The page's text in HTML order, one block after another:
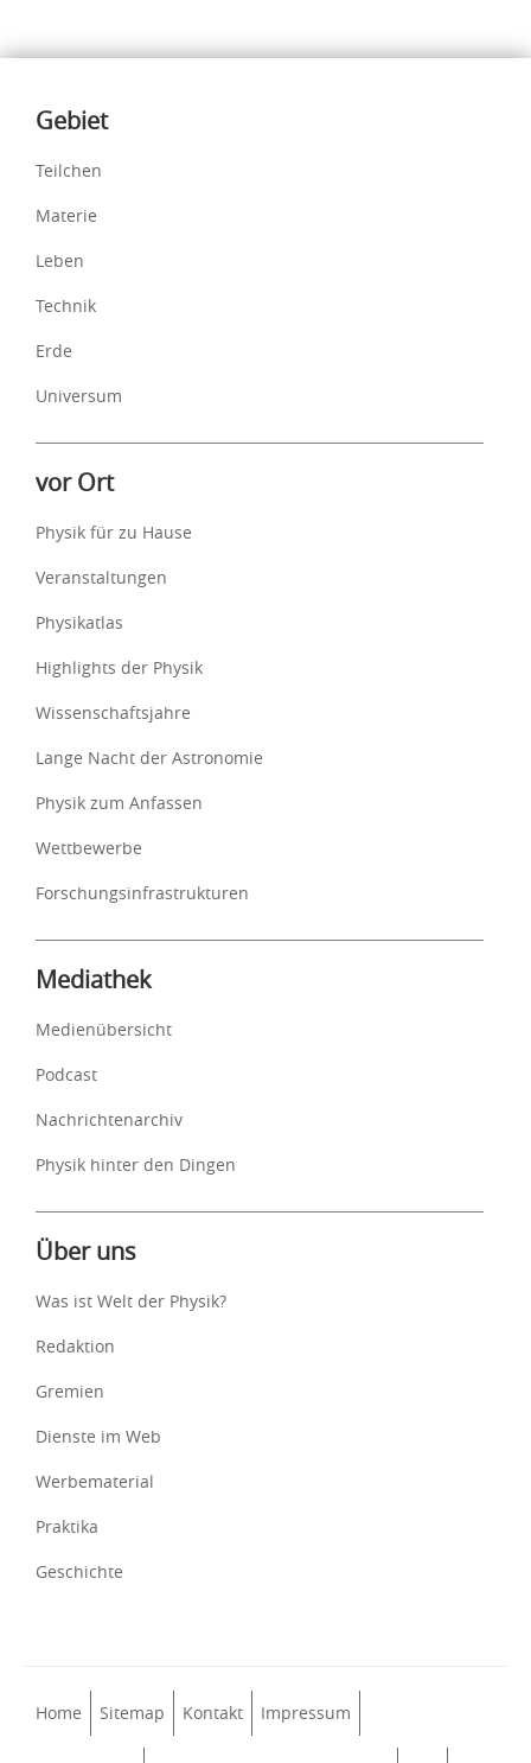
Inhalte
Gebiet
Teilchen
Materie
Leben
Technik
Erde
Universum
vor Ort
Physik für zu Hause
Veranstaltungen
Physikatlas
Highlights der Physik
Wissenschaftsjahre
Lange Nacht der Astronomie
Physik zum Anfassen
Wettbewerbe
Forschungsinfrastrukturen
Mediathek
Medienübersicht
Podcast
Nachrichtenarchiv
Physik hinter den Dingen
Über uns
Was ist Welt der Physik?
Redaktion
Gremien
Dienste im Web
Werbematerial
Praktika
Geschichte
Home Sitemap Kontakt Impressum